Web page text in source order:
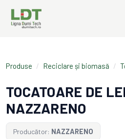
Produse / Reciclare și biomasă /
TOCATOARE DE
NAZZARENO
Producător: NAZZARENO